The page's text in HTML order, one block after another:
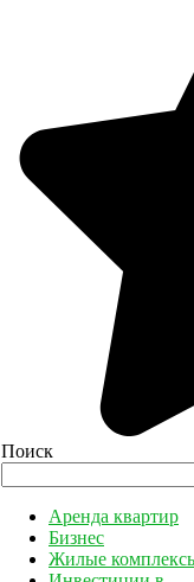
Поиск
Аренда квартир
Бизнес
Жилые